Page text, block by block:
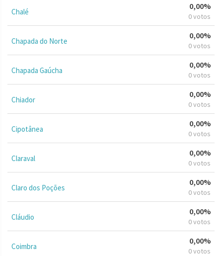
Chalé
0,00%
0 votos
Chapada do Norte
0,00%
0 votos
Chapada Gaúcha
0,00%
0 votos
Chiador
0,00%
0 votos
Cipotânea
0,00%
0 votos
Claraval
0,00%
0 votos
Claro dos Poções
0,00%
0 votos
Cláudio
0,00%
0 votos
Coimbra
0,00%
0 votos